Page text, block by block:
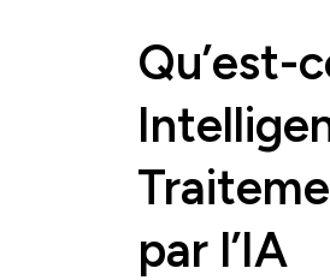
Qu’est-
par l’IA